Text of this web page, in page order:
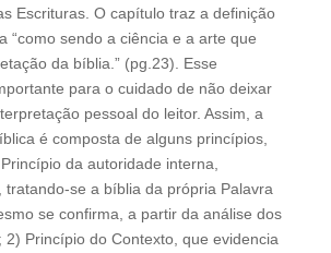
Escrituras. O capítulo traz a definição
“como sendo a ciência e a arte que
da bíblia.” (pg.23). Esse
para o cuidado de não deixar
pessoal do leitor. Assim, a
é composta de alguns princípios,
da autoridade interna,
tratando-se a bíblia da própria Palavra
se confirma, a partir da análise dos
2) Princípio do Contexto, que evidencia